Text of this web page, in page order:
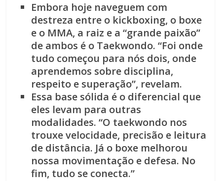
Embora hoje naveguem com
destreza entre o kickboxing, o boxe
e o MMA, a raiz e a “grande paixão”
de ambos é o Taekwondo. “Foi onde
tudo começou para nós dois, onde
aprendemos sobre disciplina,
respeito e superação”, revelam.
Essa base sólida é o diferencial que
eles levam para outras
modalidades. “O taekwondo nos
trouxe velocidade, precisão e leitura
de distância. Já o boxe melhorou
nossa movimentação e defesa. No
fim, tudo se conecta.”